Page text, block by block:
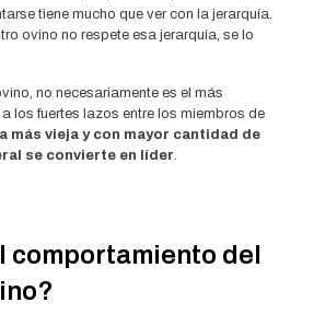
tiene mucho que ver con la jerarquía.
ovino no respete esa jerarquía, se lo
no necesariamente es el más
los fuertes lazos entre los miembros de
más vieja y con mayor cantidad de
se convierte en líder.
comportamiento del